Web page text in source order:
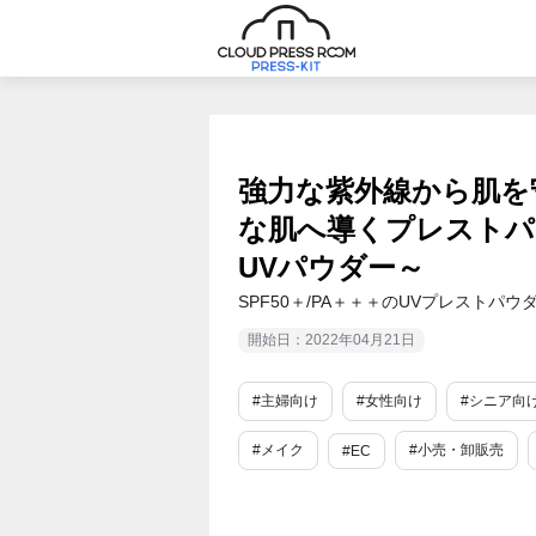
強力な紫外線から肌
な肌へ導くプレス
UVパウダー～
SPF50＋/PA＋＋＋のUVプレストパ
開始日：2022年04月21日
#主婦向け #女性向け #シニア向
#メイク #EC #小売・卸販売